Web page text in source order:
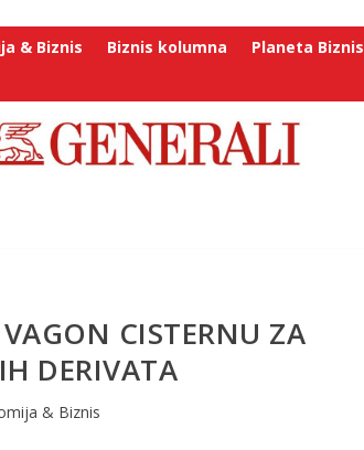
& Biznis Biznis kolumna Planeta Biznis
CISTЕRNU ZA
DЕRIVATA
& Biznis